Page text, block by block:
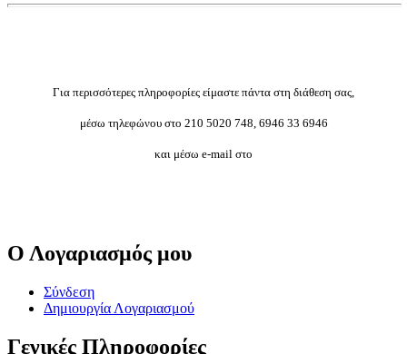
Για περισσότερες πληροφορίες είμαστε πάντα στη διάθεση σας,
μέσω τηλεφώνου στο 210 5020 748, 6946 33 6946
και μέσω e-mail στο
Ο Λογαριασμός μου
Σύνδεση
Δημιουργία Λογαριασμού
Γενικές Πληροφορίες